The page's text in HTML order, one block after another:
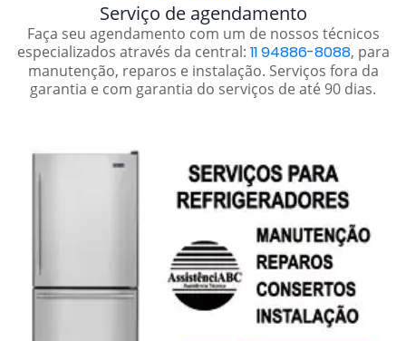
Serviço de agendamento
Faça seu agendamento com um de nossos técnicos
especializados através da central: 11 94886-8088, para
manutenção, reparos e instalação. Serviços fora da
garantia e com garantia do serviços de até 90 dias.